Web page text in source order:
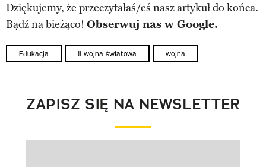
Dziękujemy, że przeczytałaś/eś nasz artykuł do końca.
Bądź na bieżąco! Obserwuj nas w Google.
Edukacja II wojna światowa wojna
ZAPISZ SIĘ NA NEWSLETTER